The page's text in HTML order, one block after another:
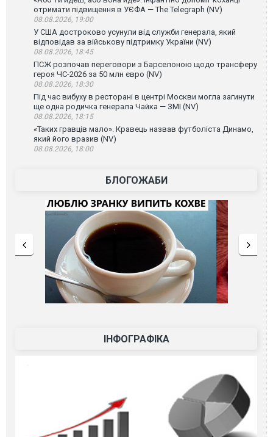
отримати підвищення в УЄФА — The Telegraph (NV)
08.08.2026, 19:00
У США достроково усунули від служби генерала, який
відповідав за військову підтримку України (NV)
08.08.2026, 18:45
ПСЖ розпочав переговори з Барселоною щодо трансферу
героя ЧС-2026 за 50 млн євро (NV)
08.08.2026, 18:30
Під час вибуху в ресторані в центрі Москви могла загинути
ще одна родичка генерала Чайка — ЗМІ (NV)
08.08.2026, 18:15
«Таких гравців мало». Кравець назвав футболіста Динамо,
який його вразив (NV)
08.08.2026, 18:00
БЛОГОЖАБИ
ІНФОГРАФІКА